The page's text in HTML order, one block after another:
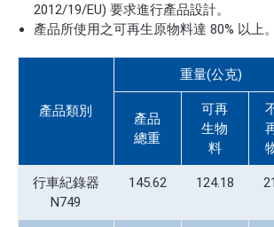
2012/19/EU) 要求進行產品設計。
產品所使用之可再生原物料達 80% 以上。
產品類別
重量(公克)
產品
總重
可再
生物
料
行車紀錄器
N749
145.62 124.18